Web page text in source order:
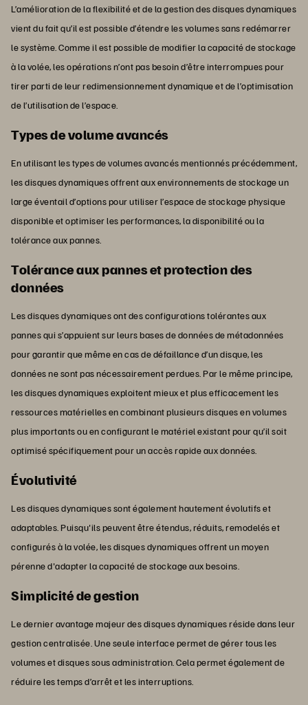
L’amélioration de la flexibilité et de la gestion des disques dynamiques
vient du fait qu’il est possible d’étendre les volumes sans redémarrer
le système. Comme il est possible de modifier la capacité de stockage
à la volée, les opérations n’ont pas besoin d’être interrompues pour
tirer parti de leur redimensionnement dynamique et de l’optimisation
de l’utilisation de l’espace.
Types de volume avancés
En utilisant les types de volumes avancés mentionnés précédemment,
les disques dynamiques offrent aux environnements de stockage un
large éventail d’options pour utiliser l’espace de stockage physique
disponible et optimiser les performances, la disponibilité ou la
tolérance aux pannes.
Tolérance aux pannes et protection des
données
Les disques dynamiques ont des configurations tolérantes aux
pannes qui s’appuient sur leurs bases de données de métadonnées
pour garantir que même en cas de défaillance d’un disque, les
données ne sont pas nécessairement perdues. Par le même principe,
les disques dynamiques exploitent mieux et plus efficacement les
ressources matérielles en combinant plusieurs disques en volumes
plus importants ou en configurant le matériel existant pour qu’il soit
optimisé spécifiquement pour un accès rapide aux données.
Évolutivité
Les disques dynamiques sont également hautement évolutifs et
adaptables. Puisqu'ils peuvent être étendus, réduits, remodelés et
configurés à la volée, les disques dynamiques offrent un moyen
pérenne d'adapter la capacité de stockage aux besoins.
Simplicité de gestion
Le dernier avantage majeur des disques dynamiques réside dans leur
gestion centralisée. Une seule interface permet de gérer tous les
volumes et disques sous administration. Cela permet également de
réduire les temps d’arrêt et les interruptions.